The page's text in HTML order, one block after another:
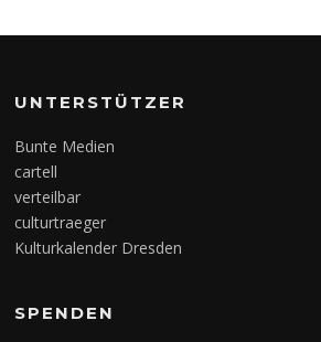
UNTERSTÜTZER
Bunte Medien
cartell
verteilbar
culturtraeger
Kulturkalender Dresden
SPENDEN